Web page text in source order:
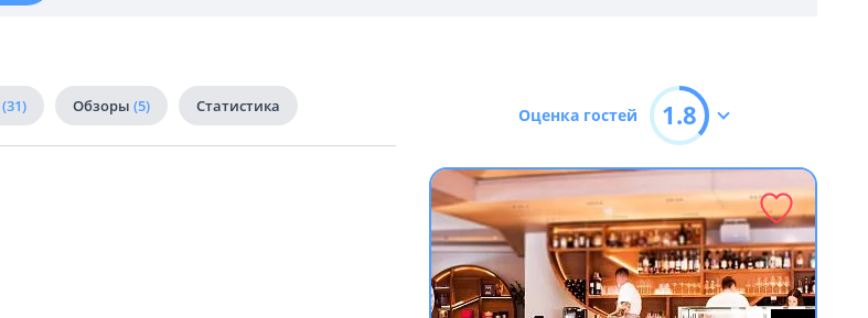
(31) Обзоры (5) Статистика Оценка гостей 1.8